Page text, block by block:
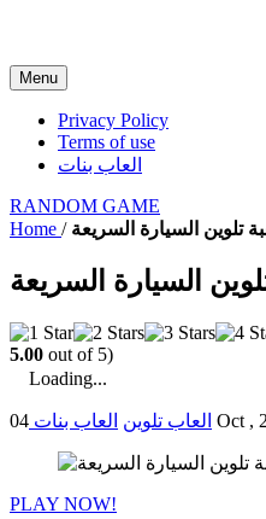
Menu
Privacy Policy
Terms of use
العاب بنات
RANDOM GAME
Home / تلوين السيارة السريعة
السيارة السريعة
5.00 out of 5)
Loading...
العاب تلوين العاب بنات 04 Oct ,
PLAY NOW!